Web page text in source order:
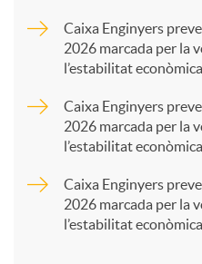
a
Caixa Enginyers
2026 marcada per la
l’estabilitat econòmica
Caixa Enginyers
2026 marcada per la
l’estabilitat econòmica
Caixa Enginyers
2026 marcada per la
l’estabilitat econòmica